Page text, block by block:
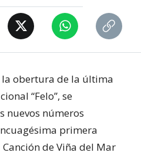
la obertura de la última
“Felo”, se
nuevos números
primera
de Viña del Mar